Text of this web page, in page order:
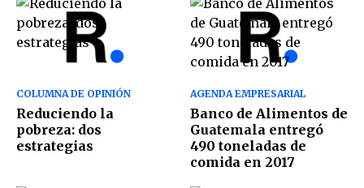
COLUMNA DE OPINIÓN
Reduciendo la
pobreza: dos
estrategias
AGENDA EMPRESARIAL
Banco de Alimentos de
Guatemala entregó
490 toneladas de
comida en 2017